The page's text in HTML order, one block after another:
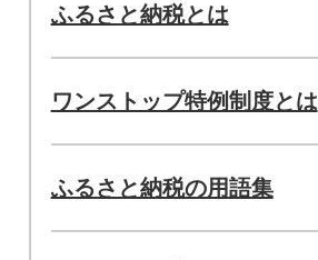
ふるさと納税とは
ワンストップ特例制度とは
ふるさと納税の用語集